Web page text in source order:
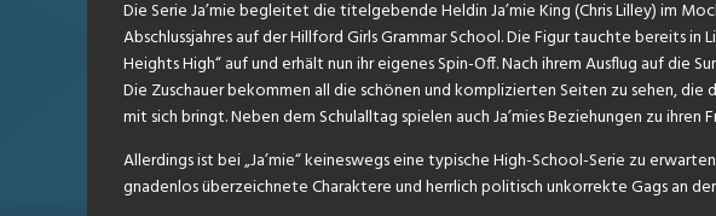
Die Serie Ja’mie begleitet die titelgebende Heldin Ja’mie King (Chris Lilley) im
Abschlussjahres auf der Hillford Girls Grammar School. Die Figur tauchte bereits in
Heights High“ auf und erhält nun ihr eigenes Spin-Off. Nach ihrem Ausflug auf die
Die Zuschauer bekommen all die schönen und komplizierten Seiten zu sehen, die
mit sich bringt. Neben dem Schulalltag spielen auch Ja’mies Beziehungen zu ihren
Allerdings ist bei „Ja’mie“ keineswegs eine typische High-School-Serie zu
gnadenlos überzeichnete Charaktere und herrlich politisch unkorrekte Gags an